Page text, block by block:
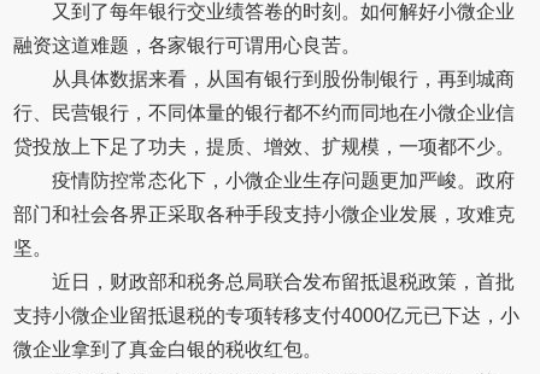
又到了每年银行交业绩答卷的时刻。如何解好小微企业
融资这道难题，各家银行可谓用心良苦。
从具体数据来看，从国有银行到股份制银行，再到城商
行、民营银行，不同体量的银行都不约而同地在小微企业信
贷投放上下足了功夫，提质、增效、扩规模，一项都不少。
疫情防控常态化下，小微企业生存问题更加严峻。政府
部门和社会各界正采取各种手段支持小微企业发展，攻难克
坚。
近日，财政部和税务总局联合发布留抵退税政策，首批
支持小微企业留抵退税的专项转移支付4000亿元已下达，小
微企业拿到了真金白银的税收红包。